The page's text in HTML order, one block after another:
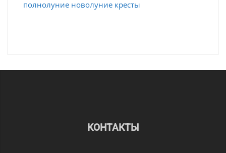
полнолуние новолуние кресты
КОНТАКТЫ